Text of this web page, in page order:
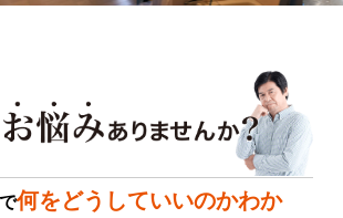
何をどうしていいのかわか